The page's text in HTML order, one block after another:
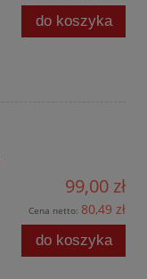
do koszyka
99,00 zł
Cena netto: 80,49 zł
do koszyka